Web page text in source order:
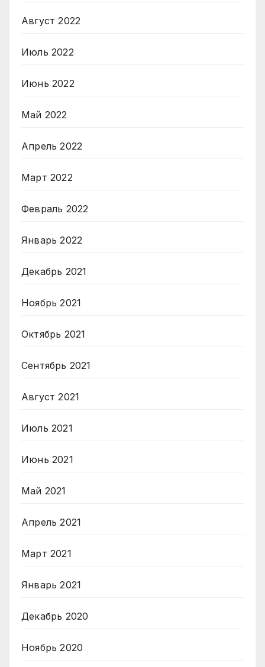
Август 2022
Июль 2022
Июнь 2022
Май 2022
Апрель 2022
Март 2022
Февраль 2022
Январь 2022
Декабрь 2021
Ноябрь 2021
Октябрь 2021
Сентябрь 2021
Август 2021
Июль 2021
Июнь 2021
Май 2021
Апрель 2021
Март 2021
Январь 2021
Декабрь 2020
Ноябрь 2020